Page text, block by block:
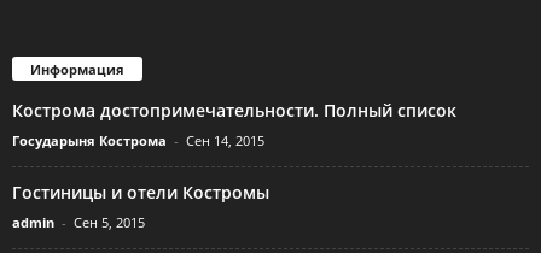
Информация
Кострома достопримечательности. Полный список
Государыня Кострома - Сен 14, 2015
Гостиницы и отели Костромы
admin - Сен 5, 2015